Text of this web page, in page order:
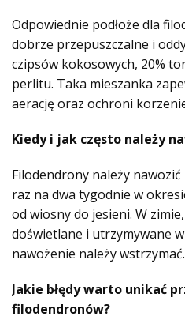
Odpowiednie podłoże dla
dobrze przepuszczalne i
czipsów kokosowych, 20%
perlitu. Taka mieszanka
aerację oraz ochroni
Kiedy i jak często należy
Filodendrony należy
raz na dwa tygodnie w
od wiosny do jesieni. W
doświetlane i utrzymywane
nawożenie należy wstrzymać.
Jakie błędy warto unikać
filodendronów?